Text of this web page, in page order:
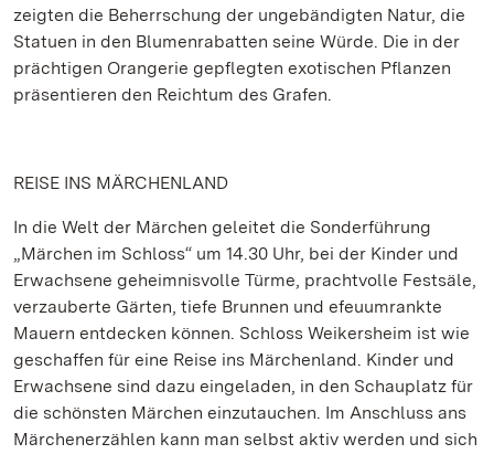
zeigten die Beherrschung der ungebändigten Natur, die
Statuen in den Blumenrabatten seine Würde. Die in der
prächtigen Orangerie gepflegten exotischen Pflanzen
präsentieren den Reichtum des Grafen.
REISE INS MÄRCHENLAND
In die Welt der Märchen geleitet die Sonderführung
„Märchen im Schloss“ um 14.30 Uhr, bei der Kinder und
Erwachsene geheimnisvolle Türme, prachtvolle Festsäle,
verzauberte Gärten, tiefe Brunnen und efeuumrankte
Mauern entdecken können. Schloss Weikersheim ist wie
geschaffen für eine Reise ins Märchenland. Kinder und
Erwachsene sind dazu eingeladen, in den Schauplatz für
die schönsten Märchen einzutauchen. Im Anschluss ans
Märchenerzählen kann man selbst aktiv werden und sich